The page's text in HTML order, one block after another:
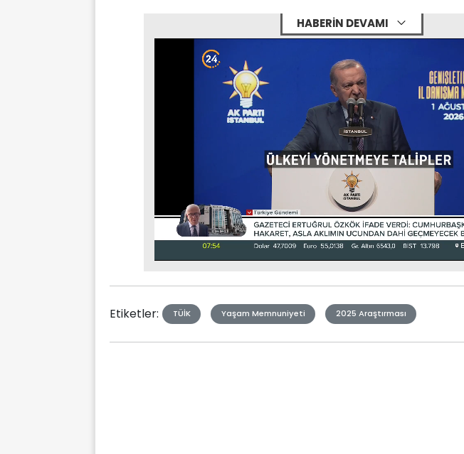
HABERİN DEVAMI
Stream
Etiketler: TÜİK Yaşam Memnuniyeti 2025 Araştırması